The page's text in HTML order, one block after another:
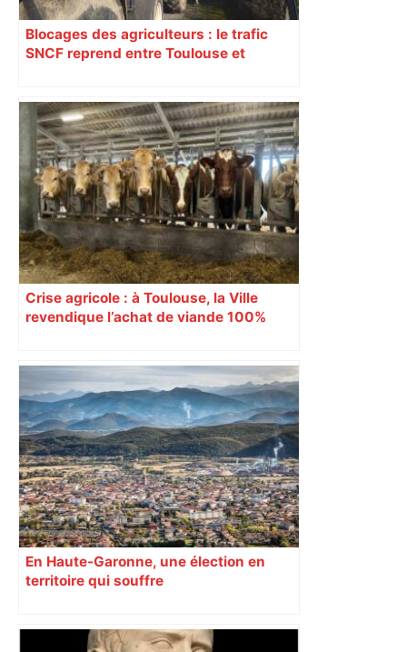
Blocages des agriculteurs : le trafic
SNCF reprend entre Toulouse et
Crise agricole : à Toulouse, la Ville
revendique l’achat de viande 100%
En Haute-Garonne, une élection en
territoire qui souffre